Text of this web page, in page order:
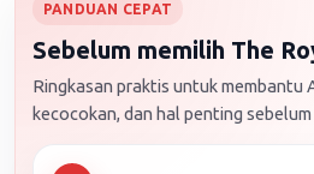
PANDUAN CEPAT
Sebelum memilih The
Ringkasan praktis untuk membantu
kecocokan, dan hal penting